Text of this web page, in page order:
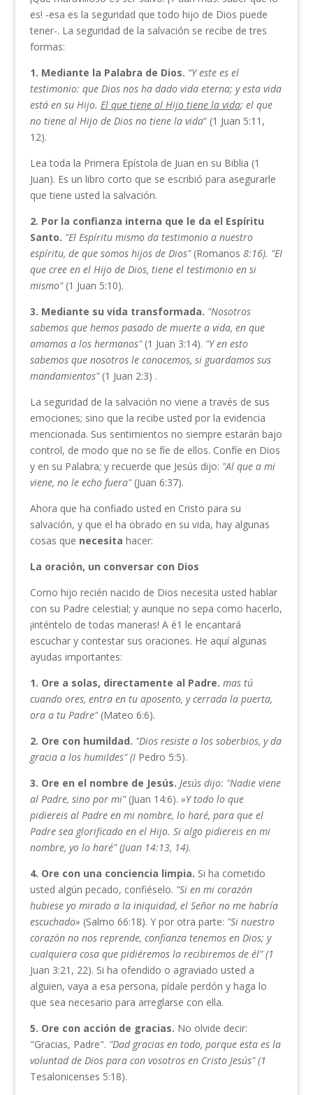
es! -esa es la seguridad que todo hijo de Dios puede
tener-. La seguridad de la salvación se recibe de tres
formas:
1. Mediante la Palabra de Dios. “Y este es el
testimonio: que Dios nos ha dado vida eterna; y esta vida
está en su Hijo. El que tiene al Hijo tiene la vida; el que
no tiene al Hijo de Dios no tiene la vida” (1 Juan 5:11,
12).
Lea toda la Primera Epístola de Juan en su Biblia (1
Juan). Es un libro corto que se escribió para asegurarle
que tiene usted la salvación.
2. Por la confianza interna que le da el Espíritu
Santo. "El Espíritu mismo da testimonio a nuestro
espíritu, de que so­mos hijos de Dios" (Romanos 8:16). "EI
que cree en el Hijo de Dios, tiene el testimonio en si
mismo" (1 Juan 5:10).
3. Mediante su vida transformada. "Nosotros
sabemos que hemos pasado de muerte a vida, en que
amamos a los her­manos" (1 Juan 3:14). "Yen esto
sabemos que nosotros le conocemos, si guardamos sus
mandamientos" (1 Juan 2:3) .
La seguridad de la salvación no viene a través de sus
emociones; sino que la recibe usted por la evidencia
mencionada. Sus senti­mientos no siempre estarán bajo
control, de modo que no se fíe de ellos. Confíe en Dios
y en su Palabra; y recuerde que Jesús dijo: "Al que a mi
viene, no le echo fuera" (Juan 6:37).
Ahora que ha confiado usted en Cristo para su
salvación, y que el ha obrado en su vida, hay algunas
cosas que necesita hacer:
La oración, un conversar con Dios
Como hijo recién nacido de Dios necesita usted hablar
con su Padre celestial; y aunque no sepa como hacerlo,
¡inténtelo de todas maneras! A é1 le encantará
escuchar y contestar sus oraciones. He aquí algunas
ayudas importantes:
1. Ore a solas, directamente al Padre. mas tú
cuando ores, entra en tu aposento, y cerrada la puerta,
ora a tu Padre" (Mateo 6:6).
2. Ore con humildad. "Dios resiste a los soberbios, y da
gracia a los humildes" (I Pedro 5:5).
3. Ore en el nombre de Jesús. Jesús dijo: "Nadie viene
al Padre, sino por mi" (Juan 14:6). »Ytodo lo que
pidiereis al Padre en mi nombre, lo haré, para que el
Padre sea glorificado en el Hijo. Si algo pidiereis en mi
nombre, yo lo haré" (Juan 14:13, 14).
4. Ore con una conciencia limpia. Si ha cometido
usted algún pecado, confiéselo. "Si en mi corazón
hubiese yo mirado a la iniquidad, el Señor no me habría
escuchado» (Salmo 66:18). Y por otra parte: "Si nuestro
corazón no nos re­prende, confianza tenemos en Dios; y
cualquiera cosa que pidiéremos la recibiremos de él” (1
Juan 3:21, 22). Si ha ofendido o agraviado usted a
alguien, vaya a esa persona, pídale perdón y haga lo
que sea necesario para arreglarse con ella.
5. Ore con acción de gracias. No olvide decir:
"Gracias, Padre". "Dad gracias en todo, porque esta es la
voluntadde Dios para con vosotros en Cristo Jesús" (1
Tesaloni­censes 5:18).